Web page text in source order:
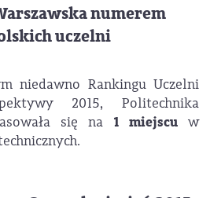
numerem
uczelni
niedawno Rankingu Uczelni
2015, Politechnika
się na 1 miejscu w